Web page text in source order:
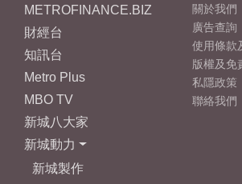
METROFINANCE.BIZ
財經台
知訊台
Metro Plus
MBO TV
新城八大家
新城動力
新城製作
關於我們
廣告查詢
使用條款
版權及免
私隱政策
聯絡我們